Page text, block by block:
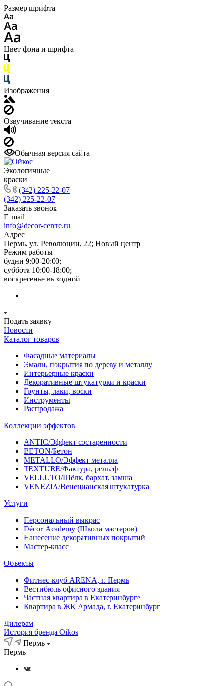
Размер шрифта
Цвет фона и шрифта
Изображения
Озвучивание текста
Обычная версия сайта
Экологичные
краски
(342) 225-22-07
(342) 225-22-07
Заказать звонок
E-mail
info@decor-centre.ru
Адрес
Пермь, ул. Революции, 22; Новый центр
Режим работы
будни 9:00-20:00;
суббота 10:00-18:00;
воскресенье выходной
Подать заявку
Новости
Каталог товаров
Фасадные материалы
Эмали, покрытия по дереву и металлу
Интерьерные краски
Декоративные штукатурки и краски
Грунты, лаки, воски
Инструменты
Распродажа
Коллекции эффектов
ANTIC/Эффект состаренности
BETON/Бетон
METALLO/Эффект металла
TEXTURE/Фактура, рельеф
VELLUTO/Шёлк, бархат, замша
VENEZIA/Венецианская штукатурка
Услуги
Персональный выкрас
Décor-Academy (Школа мастеров)
Нанесение декоративных покрытий
Мастер-класс
Объекты
Фитнес-клуб ARENA, г. Пермь
Вестибюль офисного здания
Частная квартира в Екатеринбурге
Квартира в ЖК Армада, г. Екатеринбург
Дилерам
История бренда Oikos
Пермь
Пермь